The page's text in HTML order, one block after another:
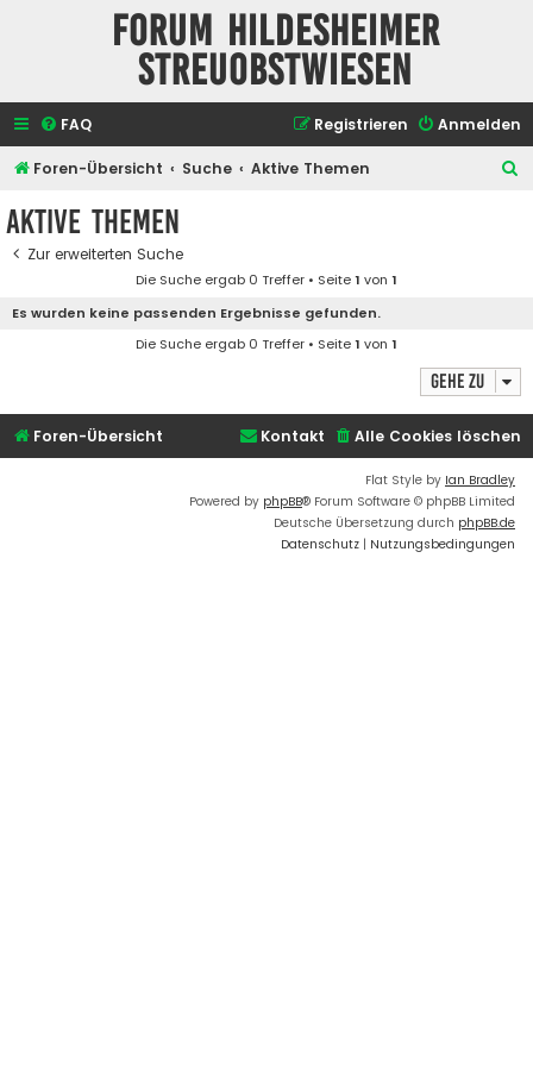
Forum Hildesheimer
Streuobstwiesen
FAQ Anmelden
Registrieren
Foren-Übersicht Suche Aktive Themen
Aktive Themen
Zur erweiterten Suche
Die Suche ergab 0 Treffer • Seite1 von 1
Es wurden keine passenden Ergebnisse gefunden.
Die Suche ergab 0 Treffer • Seite1 von 1
Gehe zu
Foren-Übersicht Alle Cookies löschen
Kontakt
Flat Style by Ian Bradley
Powered by phpBB® Forum Software © phpBB Limited
Deutsche Übersetzung durch phpBB.de
Datenschutz | Nutzungsbedingungen